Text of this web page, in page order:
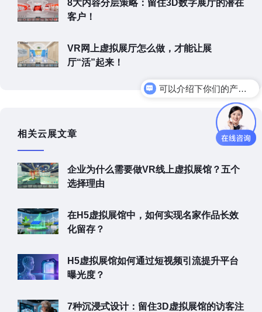
8大内容分层策略：留住3D数字展厅的潜在
客户！
VR网上虚拟展厅怎么做，才能让展
厅“活”起来！
相关云展文章
企业为什么需要做VR线上虚拟展馆？五个
选择理由
在H5虚拟展馆中，如何实现名家作品长效
化留存？
H5虚拟展馆如何通过短视频引流提升平台
曝光度？
7种沉浸式设计：留住3D虚拟展馆的访客注
可以介绍下你们的产品么